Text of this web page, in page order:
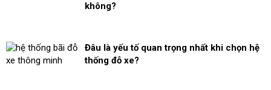
không?
Đâu là yếu tố quan trọng nhất khi chọn hệ
thống đỗ xe?